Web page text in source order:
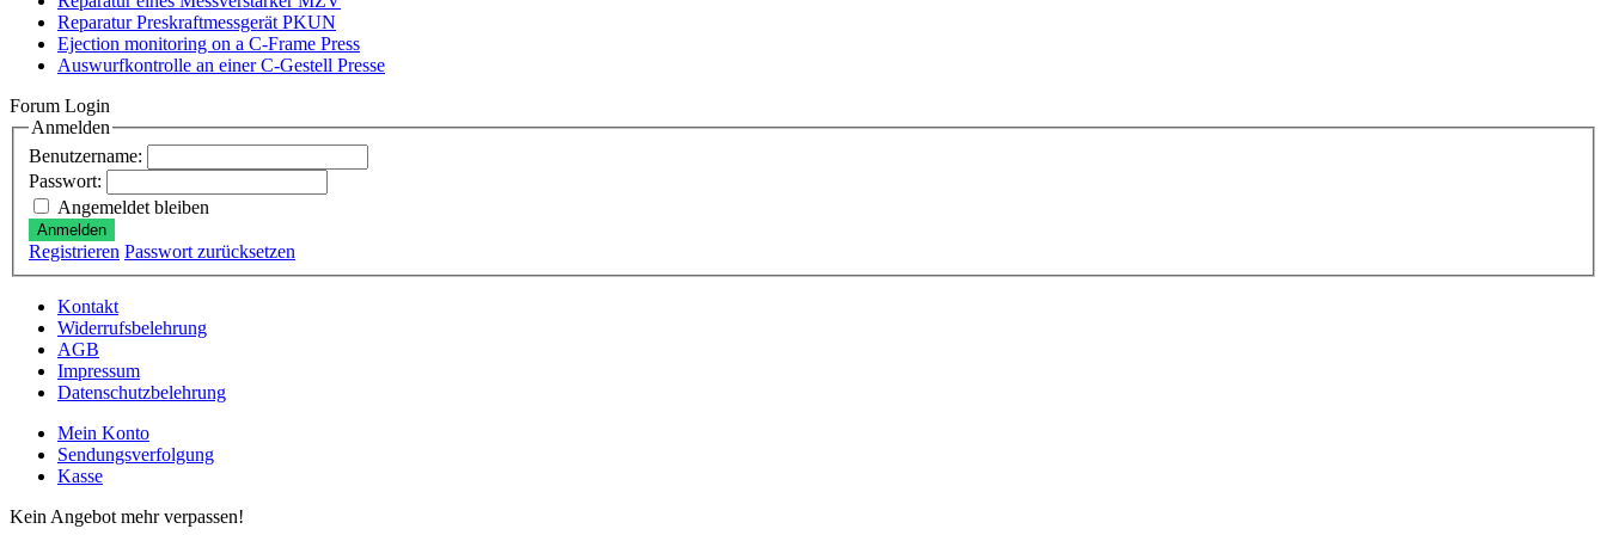
Reparatur Preskraftmessgerät PKUN
Ejection monitoring on a C-Frame Press
Auswurfkontrolle an einer C-Gestell Presse
Forum Login
Anmelden
Benutzername:
Passwort:
Angemeldet bleiben
Anmelden
Registrieren Passwort zurücksetzen
Kontakt
Widerrufsbelehrung
AGB
Impressum
Datenschutzbelehrung
Mein Konto
Sendungsverfolgung
Kasse
Kein Angebot mehr verpassen!